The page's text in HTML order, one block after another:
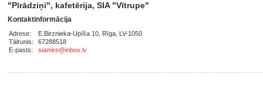
"Pīrādziņi", kafetērija, SIA "Vītrupe"
Kontaktinformācija
Adrese:
E.Birznieka-Upīša 10, Rīga, LV-1050
Tālrunis:
67288518
E-pasts:
siamire@inbox.lv